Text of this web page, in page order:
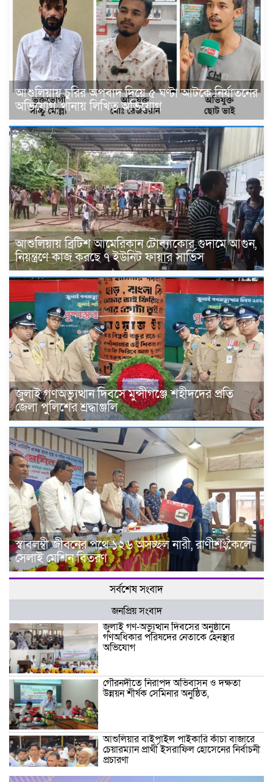
আশুলিয়ায় চুরির অপবাদ দিয়ে ৫ ঘণ্টা আটকে নির্যাতনের
অভিযোগ, থানায় লিখিত অভিযোগ
আশুলিয়ায় ব্রিটিশ আমেরিকান টোব্যাকোর গুদামে আগুন,
নিয়ন্ত্রণে কাজ করছে ৭ ইউনিট ফায়ার সার্ভিস
জুলাই গণঅভ্যুত্থান দিবসে মুন্সীগঞ্জে শহীদদের প্রতি
জেলা পুলিশের শ্রদ্ধাঞ্জলি
স্বাবলম্বী জীবনের পথে ১২৬ অসচ্ছল নারী, রাণীশংকৈলে
সেলাই মেশিন বিতরণ
সর্বশেষ সংবাদ
জনপ্রিয় সংবাদ
জুলাই গণ-অভ্যুত্থান দিবসের অনুষ্ঠানে
গণঅধিকার পরিষদের নেতাকে হেনস্থার
অভিযোগ
গৌরনদীতে নিরাপদ অভিবাসন ও দক্ষতা
উন্নয়ন শীর্ষক সেমিনার অনুষ্ঠিত,
আশুলিয়ার বাইপাইল পাইকারি কাঁচা বাজারে
চেয়ারম্যান প্রার্থী ইসরাফিল হোসেনের নির্বাচনী
প্রচারণা